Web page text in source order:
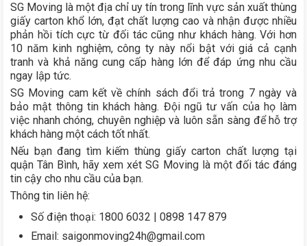
SG Moving là một địa chỉ uy tín trong lĩnh vực sản xuất thùng
giấy carton khổ lớn, đạt chất lượng cao và nhận được nhiều
phản hồi tích cực từ đối tác cũng như khách hàng. Với hơn
10 năm kinh nghiệm, công ty này nổi bật với giá cả cạnh
tranh và khả năng cung cấp hàng lớn để đáp ứng nhu cầu
ngay lập tức.
SG Moving cam kết về chính sách đổi trả trong 7 ngày và
bảo mật thông tin khách hàng. Đội ngũ tư vấn của họ làm
việc nhanh chóng, chuyên nghiệp và luôn sẵn sàng để hỗ trợ
khách hàng một cách tốt nhất.
Nếu bạn đang tìm kiếm thùng giấy carton chất lượng tại
quận Tân Bình, hãy xem xét SG Moving là một đối tác đáng
tin cậy cho nhu cầu của bạn.
Thông tin liên hệ:
Số điện thoại: 1800 6032 | 0898 147 879
Email: saigonmoving24h@gmail.com